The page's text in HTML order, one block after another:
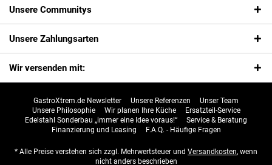
Unsere Communitys
Unsere Zahlungsarten
Wir versenden mit:
GastroXtrem.de Newsletter Unsere Referenzen
Unser Team
Unsere Philosophie
Wir planen Ihre Küche
Ersatzteil-Service
Edelstahl Sonderbau „immer eine Idee voraus!“
Service & Beratung
Finanzierung und Leasing
F.A.Q. - Häufige Fragen
* Alle Preise verstehen sich zzgl. Mehrwertsteuer und Versandkosten, wenn
nicht anders beschrieben